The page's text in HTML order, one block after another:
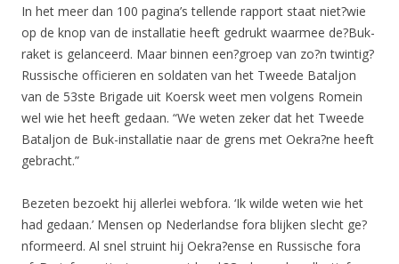
In het meer dan 100 pagina’s tellende rapport staat niet?wie
op de knop van de installatie heeft gedrukt waarmee de?Buk-
raket is gelanceerd. Maar binnen een?groep van zo?n twintig?
Russische officieren en soldaten van het Tweede Bataljon
van de 53ste Brigade uit Koersk weet men volgens Romein
wel wie het heeft gedaan. “We weten zeker dat het Tweede
Bataljon de Buk-installatie naar de grens met Oekra?ne heeft
gebracht.”
Bezeten bezoekt hij allerlei webfora. ‘Ik wilde weten wie het
had gedaan.’ Mensen op Nederlandse fora blijken slecht ge?
nformeerd. Al snel struint hij Oekra?ense en Russische fora